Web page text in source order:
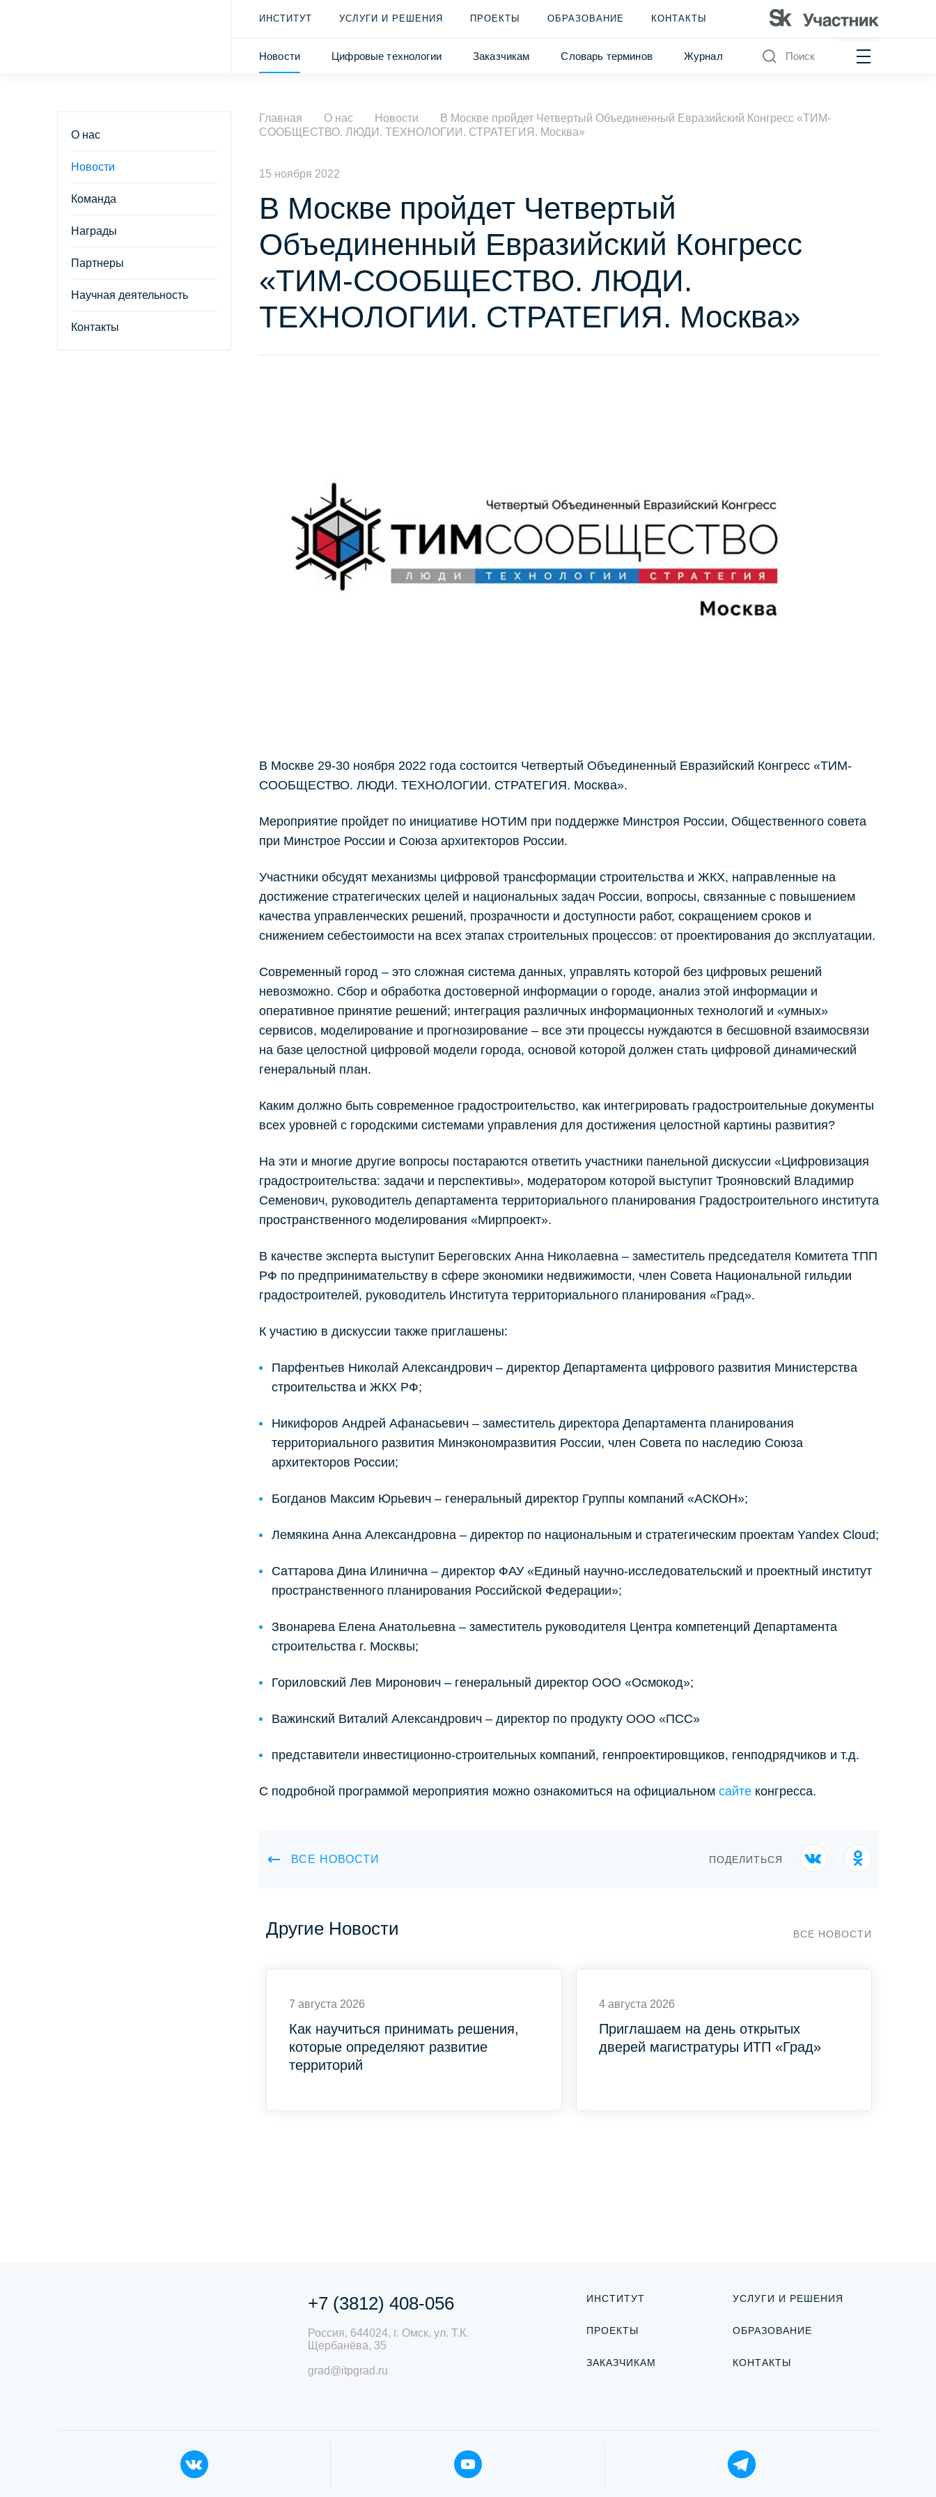
ИНСТИТУТ УСЛУГИ И РЕШЕНИЯ ПРОЕКТЫ ОБРАЗОВАНИЕ КОНТАКТЫ
Новости Цифровые технологии Заказчикам Словарь терминов Журнал Поиск
О нас
Новости
Команда
Награды
Партнеры
Научная деятельность
Контакты
Главная О нас Новости
В Москве пройдет Четвертый Объединенный Евразийский Конгресс «ТИМ-
СООБЩЕСТВО. ЛЮДИ. ТЕХНОЛОГИИ. СТРАТЕГИЯ. Москва»
15 ноября 2022
В Москве пройдет Четвертый
Объединенный Евразийский Конгресс
«ТИМ-СООБЩЕСТВО. ЛЮДИ.
ТЕХНОЛОГИИ. СТРАТЕГИЯ. Москва»
В Москве 29-30 ноября 2022 года состоится Четвертый Объединенный Евразийский Конгресс «ТИМ-
СООБЩЕСТВО. ЛЮДИ. ТЕХНОЛОГИИ. СТРАТЕГИЯ. Москва».
Мероприятие пройдет по инициативе НОТИМ при поддержке Минстроя России, Общественного совета
при Минстрое России и Союза архитекторов России.
Участники обсудят механизмы цифровой трансформации строительства и ЖКХ, направленные на
достижение стратегических целей и национальных задач России, вопросы, связанные с повышением
качества управленческих решений, прозрачности и доступности работ, сокращением сроков и
снижением себестоимости на всех этапах строительных процессов: от проектирования до эксплуатации.
Современный город – это сложная система данных, управлять которой без цифровых решений
невозможно. Сбор и обработка достоверной информации о городе, анализ этой информации и
оперативное принятие решений; интеграция различных информационных технологий и «умных»
сервисов, моделирование и прогнозирование – все эти процессы нуждаются в бесшовной взаимосвязи
на базе целостной цифровой модели города, основой которой должен стать цифровой динамический
генеральный план.
Каким должно быть современное градостроительство, как интегрировать градостроительные документы
всех уровней с городскими системами управления для достижения целостной картины развития?
На эти и многие другие вопросы постараются ответить участники панельной дискуссии «Цифровизация
градостроительства: задачи и перспективы», модератором которой выступит Трояновский Владимир
Семенович, руководитель департамента территориального планирования Градостроительного института
пространственного моделирования «Мирпроект».
В качестве эксперта выступит Береговских Анна Николаевна – заместитель председателя Комитета ТПП
РФ по предпринимательству в сфере экономики недвижимости, член Совета Национальной гильдии
градостроителей, руководитель Института территориального планирования «Град».
К участию в дискуссии также приглашены:
Парфентьев Николай Александрович – директор Департамента цифрового развития Министерства
строительства и ЖКХ РФ;
Никифоров Андрей Афанасьевич – заместитель директора Департамента планирования
территориального развития Минэкономразвития России, член Совета по наследию Союза
архитекторов России;
Богданов Максим Юрьевич – генеральный директор Группы компаний «АСКОН»;
Лемякина Анна Александровна – директор по национальным и стратегическим проектам Yandex Cloud;
Саттарова Дина Илинична – директор ФАУ «Единый научно-исследовательский и проектный институт
пространственного планирования Российской Федерации»;
Звонарева Елена Анатольевна – заместитель руководителя Центра компетенций Департамента
строительства г. Москвы;
Гориловский Лев Миронович – генеральный директор ООО «Осмокод»;
Важинский Виталий Александрович – директор по продукту ООО «ПСС»
представители инвестиционно-строительных компаний, генпроектировщиков, генподрядчиков и т.д.
С подробной программой мероприятия можно ознакомиться на официальном сайте конгресса.
ВСЕ НОВОСТИ ПОДЕЛИТЬСЯ
Другие Новости ВСЕ НОВОСТИ
7 августа 2026
Как научиться принимать решения,
которые определяют развитие
территорий
4 августа 2026
Приглашаем на день открытых
дверей магистратуры ИТП «Град»
+7 (3812) 408-056
Россия, 644024, г. Омск, ул. Т.К.
Щербанёва, 35
grad@itpgrad.ru
ИНСТИТУТ
ПРОЕКТЫ
ЗАКАЗЧИКАМ
УСЛУГИ И РЕШЕНИЯ
ОБРАЗОВАНИЕ
КОНТАКТЫ